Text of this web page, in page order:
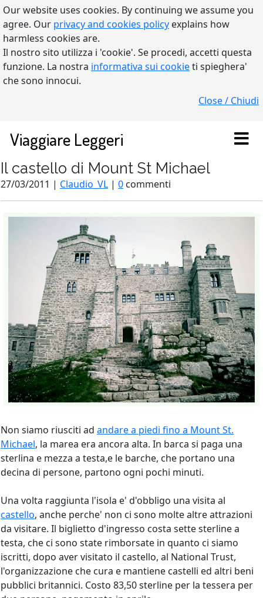
Our website uses cookies. By continuing we assume you
agree. Our privacy and cookies policy explains how
harmless cookies are.
Il nostro sito utilizza i 'cookie'. Se procedi, accetti questa
funzione. La nostra informativa sui cookieti spieghera'
che sono innocui.
Close / Chiudi
Viaggiare Leggeri
Il castello di Mount St Michael
27/03/2011 | Claudio_VL | 0 commenti
Non siamo riusciti ad andare a piedi fino a Mount St.
Michael, la marea era ancora alta. In barca si paga una
sterlina e mezza a testa,e le barche, che portano una
decina di persone, partono ogni pochi minuti.
Una volta raggiunta l'isola e' d'obbligo una visita al
castello, anche perche' non ci sono molte altre attrazioni
da visitare. Il biglietto d'ingresso costa sette sterline a
testa, che ci sono state rimborsate in quanto ci siamo
iscritti, dopo aver visitato il castello, al National Trust,
l'organizzazione che cura e mantiene castelli ed altri beni
pubblici britannici. Costo 83,50 sterline per la tessera per